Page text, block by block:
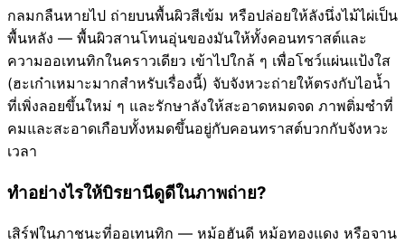
กลมกลืนหายไป ถ่ายบนพื้นผิวสีเข้ม หรือปล่อยให้ลังนึ่งไม้ไผ่เป็น
พื้นหลัง — พื้นผิวสานโทนอุ่นของมันให้ทั้งคอนทราสต์และ
ความออเทนทิกในคราวเดียว เข้าไปใกล้ ๆ เพื่อโชว์แผ่นแป้งใส
(ฮะเก๋าเหมาะมากสำหรับเรื่องนี้) จับจังหวะถ่ายให้ตรงกับไอน้ำ
ที่เพิ่งลอยขึ้นใหม่ ๆ และรักษาลังให้สะอาดหมดจด ภาพติ่มซำที่
คมและสะอาดเกือบทั้งหมดขึ้นอยู่กับคอนทราสต์บวกกับจังหวะ
เวลา
ทำอย่างไรให้บิรยานีดูดีในภาพถ่าย?
เสิร์ฟในภาชนะที่ออเทนทิก — หม้อฮันดี หม้อทองแดง หรือจาน